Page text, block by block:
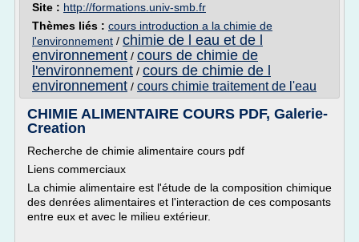
Site : http://formations.univ-smb.fr
Thèmes liés : cours introduction a la chimie de
l'environnement / chimie de l eau et de l
environnement / cours de chimie de
l'environnement / cours de chimie de l
environnement / cours chimie traitement de l'eau
CHIMIE ALIMENTAIRE COURS PDF, Galerie-
Creation
Recherche de chimie alimentaire cours pdf
Liens commerciaux
La chimie alimentaire est l'étude de la composition chimique
des denrées alimentaires et l'interaction de ces composants
entre eux et avec le milieu extérieur.